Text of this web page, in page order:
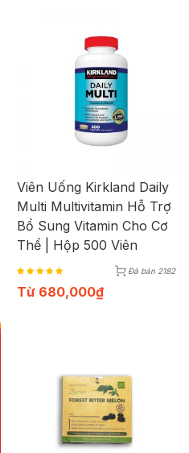
Viên Uống Kirkland Daily
Multi Multivitamin Hỗ Trợ
Bổ Sung Vitamin Cho Cơ
Thể | Hộp 500 Viên
Đã bán 2182
Từ 680,000₫